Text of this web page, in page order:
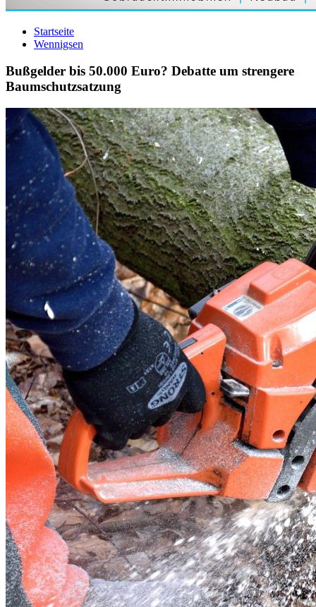
Startseite
Wennigsen
Bußgelder bis 50.000 Euro? Debatte um strengere
Baumschutzsatzung